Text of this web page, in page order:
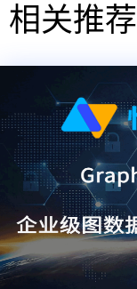
相关推荐